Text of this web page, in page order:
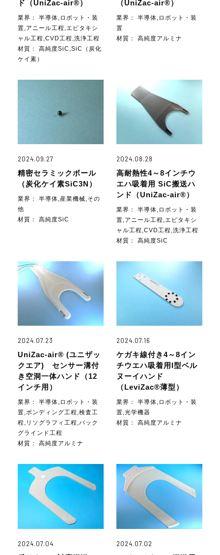
ド（UniZac-air®）
業界： 半導体,ロボット・装
置,アニール工程,エピタキシ
ャル工程,CVD工程,洗浄工程
材質： 高純度SiC,SiC（炭化
ケイ素）
（UniZac-air®）
業界：半導体,ロボット・装
置
材質：高純度アルミナ
2024.09.27
精密セラミックボール
（炭化ケイ素SiC3N）
業界： 半導体,産業機械,その
他
材質： 高純度SiC
2024.08.28
高耐熱性4～8インチウ
エハ吸着用 SiC搬送ハ
ンド（UniZac-air®）
業界：半導体,ロボット・装
置,アニール工程,エピタキシ
ャル工程,CVD工程,洗浄工程
材質：高純度SiC
2024.07.23
UniZac-air® (ユニザッ
クエア) センサー溝付
き空洞一体ハンド（12
インチ用）
業界： 半導体,ロボット・装
置,ボンディング工程,検査工
程,リソグラフィ工程,バック
グラインド工程
材質： 高純度アルミナ
2024.07.16
ケガキ線付き4～8イン
チウエハ吸着用I型ベル
ヌーイハンド
（LeviZac®薄型）
業界：半導体,ロボット・装
置,光学機器
材質：高純度アルミナ
2024.07.04
2024.07.02